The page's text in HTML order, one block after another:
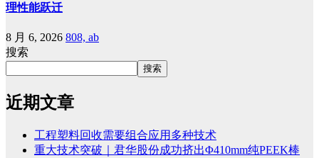
理性能跃迁
8 月 6, 2026 808, ab
搜索
搜索
近期文章
工程塑料回收需要组合应用多种技术
重大技术突破｜君华股份成功挤出Φ410mm纯PEEK棒